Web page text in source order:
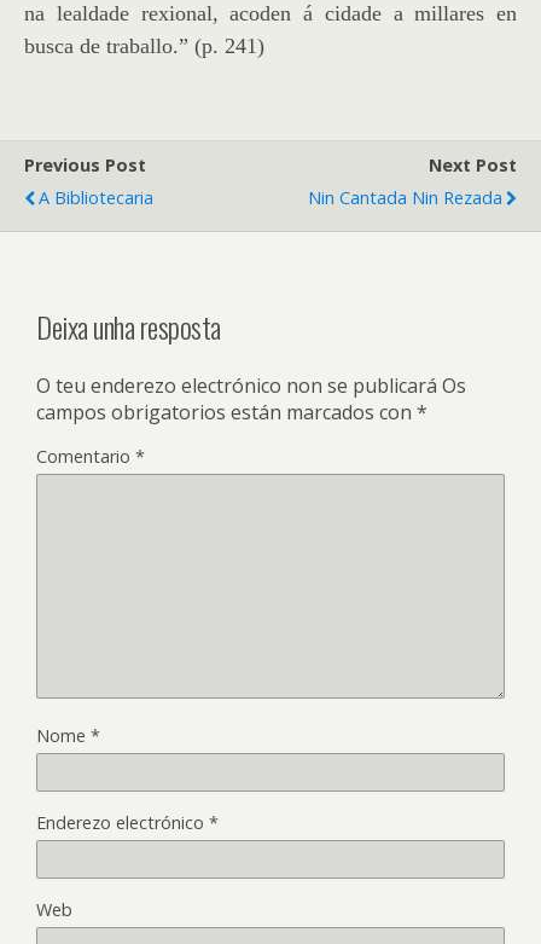
na lealdade rexional, acoden á cidade a millares en
busca de traballo.” (p. 241)
Previous Post
A Bibliotecaria
Next Post
Nin Cantada Nin Rezada
Deixa unha resposta
O teu enderezo electrónico non se publicará Os
campos obrigatorios están marcados con *
Comentario *
Nome *
Enderezo electrónico *
Web